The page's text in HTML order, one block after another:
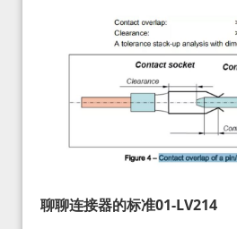
聊聊连接器的标准01-LV214